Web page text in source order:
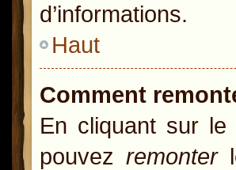
d’informations.
Haut
Comment
En cliquant sur le
pouvez remonter